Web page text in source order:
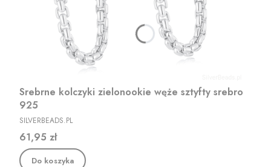
Srebrne kolczyki zielonookie węże sztyfty srebro
925
PRODUCENT
SILVERBEADS.PL
Cena
61,95 zł
Do koszyka